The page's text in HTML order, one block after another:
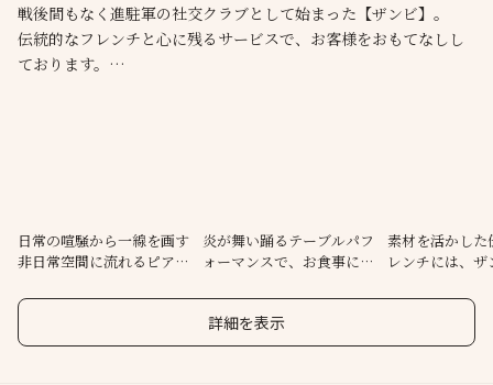
戦後間もなく進駐軍の社交クラブとして始まった【ザンビ】。
伝統的なフレンチと心に残るサービスで、お客様をおもてなしし
ております。
これらによって創られる“非日常空間”は、
日常の喧騒から一線を画すもの。
五感を通して愉しむ至極のひと時を是非―
日常の喧騒から一線を画す
非日常空間に流れるピアノ
炎が舞い踊るテーブルパフ
ォーマンスで、お食事に彩
素材を活かした
レンチには、
詳細を表示